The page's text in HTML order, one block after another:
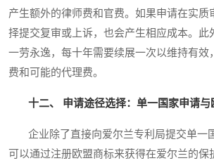
产生额外的律师费和官费。如果申请在实质
择提交复审或上诉，也会产生相应成本。此
一劳永逸，每十年需要续展一次以维持有效
费和可能的代理费。
十二、 申请途径选择：单一国家申请与
企业除了直接向爱尔兰专利局提交单一
可以通过注册欧盟商标来获得在爱尔兰的保